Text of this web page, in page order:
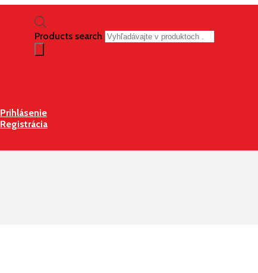
Products search
Prihlásenie
Registrácia